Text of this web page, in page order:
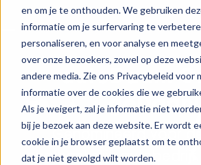
en om je te onthouden. We gebruiken
informatie om je surfervaring te
personaliseren, en voor analyse en
over onze bezoekers, zowel op deze
andere media. Zie ons Privacybeleid voor
informatie over de cookies die we
Als je weigert, zal je informatie niet
bij je bezoek aan deze website. Er wordt
cookie in je browser geplaatst om te
dat je niet gevolgd wilt worden.
autoDaan.
geDaan!
Genomineerd voor de
onafhankelijk autobedrijf